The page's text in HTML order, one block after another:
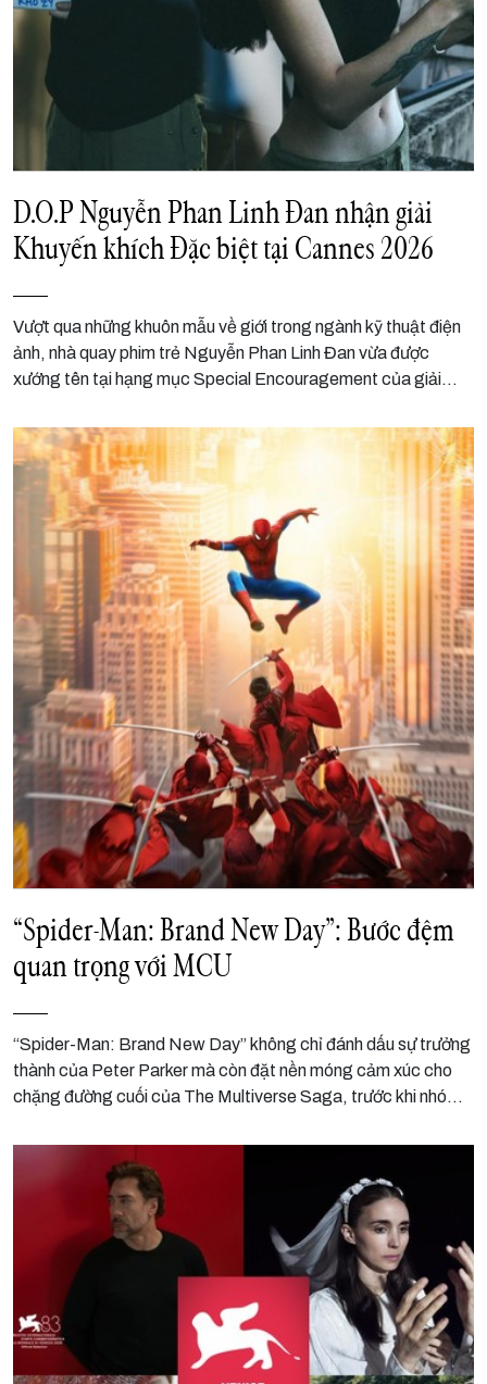
D.O.P Nguyễn Phan Linh Đan nhận giải
Khuyến khích Đặc biệt tại Cannes 2026
Vượt qua những khuôn mẫu về giới trong ngành kỹ thuật điện
ảnh, nhà quay phim trẻ Nguyễn Phan Linh Đan vừa được
xướng tên tại hạng mục Special Encouragement của giải
Liên hoan phim Cannes 2026.
“Spider-Man: Brand New Day”: Bước đệm
quan trọng với MCU
“Spider-Man: Brand New Day” không chỉ đánh dấu sự trưởng
thành của Peter Parker mà còn đặt nền móng cảm xúc cho
chặng đường cuối của The Multiverse Saga, trước khi nhóm